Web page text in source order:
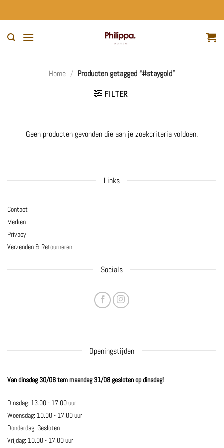
naar
Home / Producten getagged “#staygold”
FILTER
Geen producten gevonden die aan je zoekcriteria voldoen.
Links
Contact
Merken
Privacy
Verzenden & Retourneren
Socials
Openingstijden
Van dinsdag 30/06 tem maandag 31/08 gesloten op dinsdag!
Dinsdag: 13.00 - 17.00 uur
Woensdag: 10.00 - 17.00 uur
Donderdag: Gesloten
Vrijdag: 10.00 - 17.00 uur